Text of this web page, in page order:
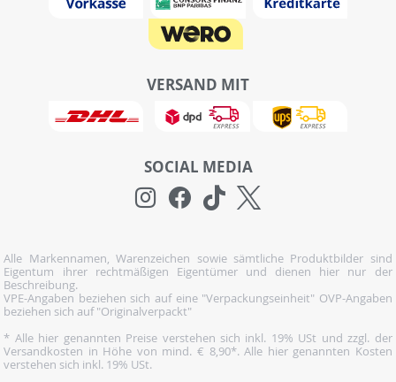
VERSAND MIT
SOCIAL MEDIA
Alle Markennamen, Warenzeichen sowie sämtliche Produktbilder sind
Eigentum ihrer rechtmäßigen Eigentümer und dienen hier nur der
Beschreibung.
VPE-Angaben beziehen sich auf eine "Verpackungseinheit" OVP-Angaben
beziehen sich auf "Originalverpackt"
* Alle hier genannten Preise verstehen sich inkl. 19% USt und zzgl. der
Versandkosten in Höhe von mind. € 8,90*. Alle hier genannten Kosten
verstehen sich inkl. 19% USt.